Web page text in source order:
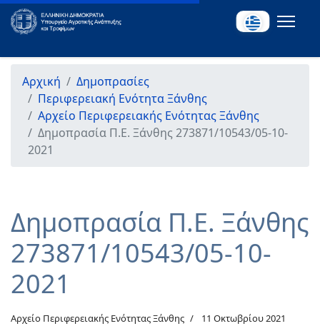
Αρχική
Δημοπρασίες
Περιφερειακή Ενότητα Ξάνθης
Αρχείο Περιφερειακής Ενότητας Ξάνθης
Δημοπρασία Π.Ε. Ξάνθης 273871/10543/05-10-
2021
Δημοπρασία Π.Ε. Ξάνθης
273871/10543/05-10-
2021
Αρχείο Περιφερειακής Ενότητας Ξάνθης 11 Οκτωβρίου 2021